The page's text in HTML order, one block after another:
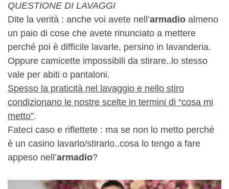
QUESTIONE DI LAVAGGI
Dite la verità : anche voi avete nell’armadio almeno
un paio di cose che avete rinunciato a mettere
perché poi è difficile lavarle, persino in lavanderia.
Oppure camicette impossibili da stirare..lo stesso
vale per abiti o pantaloni.
Spesso la praticità nel lavaggio e nello stiro
condizionano le nostre scelte in termini di “cosa mi
metto”.
Fateci caso e riflettete : ma se non lo metto perché
è un casino lavarlo/stirarlo..cosa lo tengo a fare
appeso nell’armadio?